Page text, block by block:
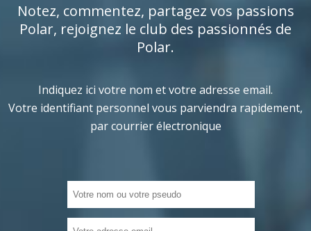
Notez, commentez, partagez vos passions
Polar, rejoignez le club des passionnés de
Polar.
Indiquez ici votre nom et votre adresse email.
Votre identifiant personnel vous parviendra rapidement,
par courrier électronique